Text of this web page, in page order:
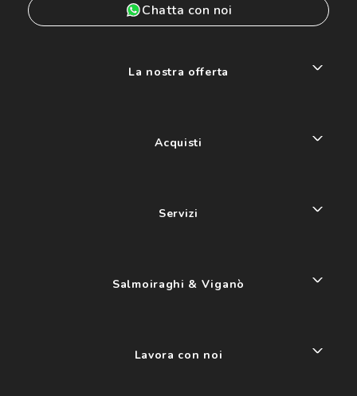
Chatta con noi
La nostra offerta
Acquisti
Servizi
Salmoiraghi & Viganò
Lavora con noi